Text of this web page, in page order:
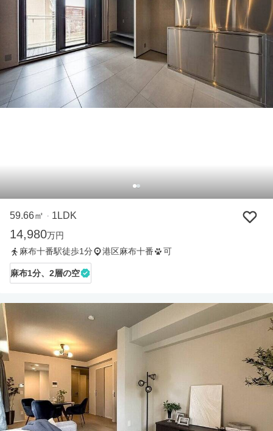
59.66㎡ ・ 1LDK
14,980万円
麻布十番駅徒歩1分
港区麻布十番 可
麻布1分、2層の空